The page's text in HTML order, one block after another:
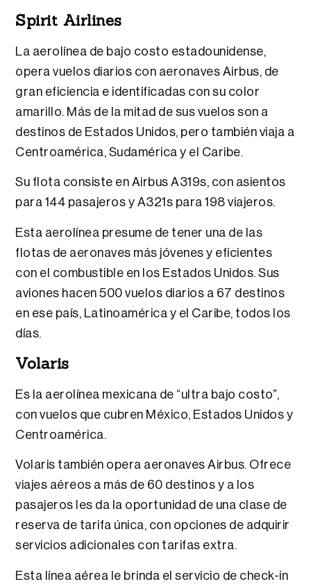
Spirit Airlines
La aerolínea de bajo costo estadounidense,
opera vuelos diarios con aeronaves Airbus, de
gran eficiencia e identificadas con su color
amarillo. Más de la mitad de sus vuelos son a
destinos de Estados Unidos, pero también viaja a
Centroamérica, Sudamérica y el Caribe.
Su flota consiste en Airbus A319s, con asientos
para 144 pasajeros y A321s para 198 viajeros.
Esta aerolínea presume de tener una de las
flotas de aeronaves más jóvenes y eficientes
con el combustible en los Estados Unidos. Sus
aviones hacen 500 vuelos diarios a 67 destinos
en ese país, Latinoamérica y el Caribe, todos los
días.
Volaris
Es la aerolínea mexicana de “ultra bajo costo”,
con vuelos que cubren México, Estados Unidos y
Centroamérica.
Volaris también opera aeronaves Airbus. Ofrece
viajes aéreos a más de 60 destinos y a los
pasajeros les da la oportunidad de una clase de
reserva de tarifa única, con opciones de adquirir
servicios adicionales con tarifas extra.
Esta línea aérea le brinda el servicio de check-in